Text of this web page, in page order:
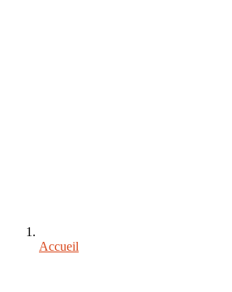
Accueil